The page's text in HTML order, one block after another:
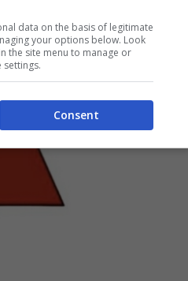
data on the basis of legitimate
your options below. Look
the site menu to manage or
Consent